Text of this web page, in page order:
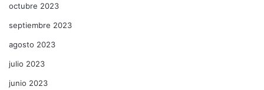
octubre 2023
septiembre 2023
agosto 2023
julio 2023
junio 2023